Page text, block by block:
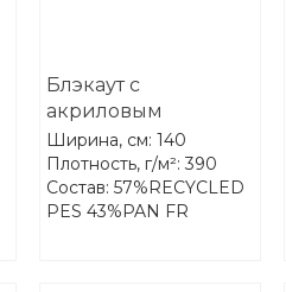
Блэкаут с
акриловым
покрытием FR-One
Darkness 06-Rabbit
Ширина, см: 140
Плотность, г/м²: 390
Состав: 57%RECYCLED
PES 43%PAN FR